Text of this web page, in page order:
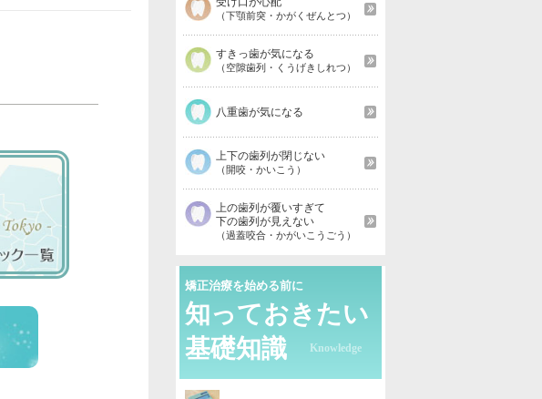
（下顎前突・かがくぜんとつ）
すきっ歯が気になる
（空隙歯列・くうげきしれつ）
八重歯が気になる
上下の歯列が閉じない
（開咬・かいこう）
上の歯列が覆いすぎて
下の歯列が見えない
（過蓋咬合・かがいこうごう）
矯正治療を始める前に
知っておきたい
基礎知識